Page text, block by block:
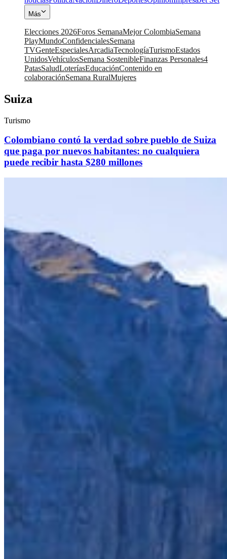
Más
Elecciones 2026Foros SemanaMejor ColombiaSemana
PlayMundoConfidencialesSemana
TVGenteEspecialesArcadiaTecnologíaTurismoEstados
UnidosVehículosSemana SostenibleFinanzas Personales4
PatasSaludLoteríasEducaciónContenido en
colaboraciónSemana RuralMujeres
Suiza
Turismo
Colombiano contó la verdad sobre pueblo de Suiza
que paga por nuevos habitantes: no cualquiera
puede recibir hasta $280 millones